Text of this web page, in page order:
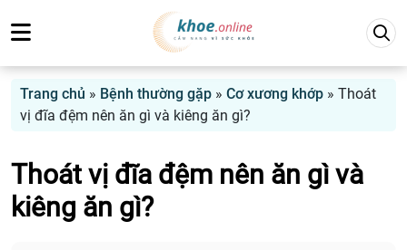
Trang chủ » Bệnh thường gặp » Cơ xương khớp » Thoát
vị đĩa đệm nên ăn gì và kiêng ăn gì?
Thoát vị đĩa đệm nên ăn gì và
kiêng ăn gì?